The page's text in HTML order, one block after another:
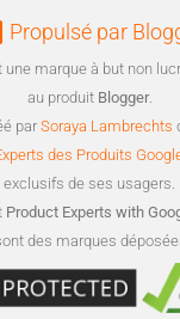
Propulsé par
une marque à but non
au produit Blogger.
parSoraya Lambrechts
des Produits
exclusifs de ses usagers.
Product Experts with
des marques